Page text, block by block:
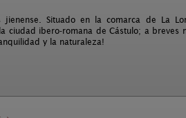
jienense. Situado en la comarca de La
ibero-romana de Cástulo; a breves
y la naturaleza!